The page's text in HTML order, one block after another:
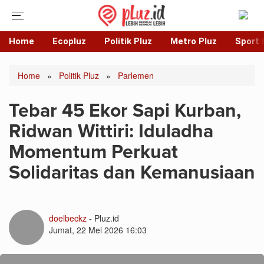
Home Ecopluz Politik Pluz Metro Pluz Sport
Home » Politik Pluz » Parlemen
Tebar 45 Ekor Sapi Kurban,
Ridwan Wittiri: Iduladha
Momentum Perkuat
Solidaritas dan Kemanusiaan
doelbeckz - Pluz.id
Jumat, 22 Mei 2026 16:03